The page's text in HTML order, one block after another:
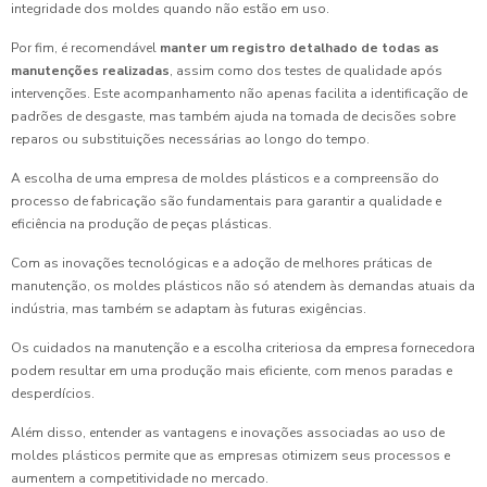
integridade dos moldes quando não estão em uso.
Por fim, é recomendável manter um registro detalhado de todas as
manutenções realizadas, assim como dos testes de qualidade após
intervenções. Este acompanhamento não apenas facilita a identificação de
padrões de desgaste, mas também ajuda na tomada de decisões sobre
reparos ou substituições necessárias ao longo do tempo.
A escolha de uma empresa de moldes plásticos e a compreensão do
processo de fabricação são fundamentais para garantir a qualidade e
eficiência na produção de peças plásticas.
Com as inovações tecnológicas e a adoção de melhores práticas de
manutenção, os moldes plásticos não só atendem às demandas atuais da
indústria, mas também se adaptam às futuras exigências.
Os cuidados na manutenção e a escolha criteriosa da empresa fornecedora
podem resultar em uma produção mais eficiente, com menos paradas e
desperdícios.
Além disso, entender as vantagens e inovações associadas ao uso de
moldes plásticos permite que as empresas otimizem seus processos e
aumentem a competitividade no mercado.